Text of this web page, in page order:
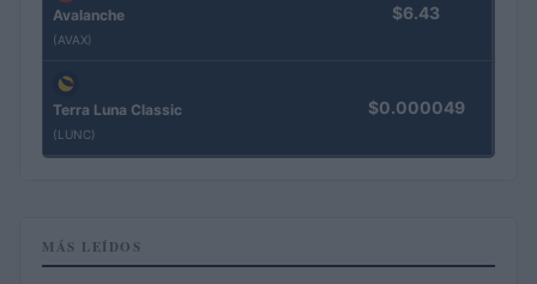
Avalanche
(AVAX)
$6.43
Terra Luna Classic
(LUNC)
$0.000049
MÁS LEÍDOS